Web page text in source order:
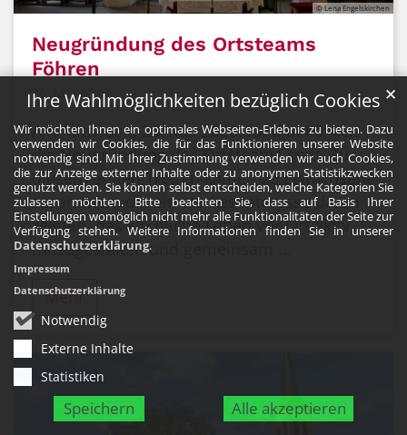
Ihre Wahlmöglichkeiten bezüglich Cookies
Wir möchten Ihnen ein optimales Webseiten-Erlebnis zu bieten. Dazu
verwenden wir Cookies, die für das Funktionieren unserer Website
notwendig sind. Mit Ihrer Zustimmung verwenden wir auch Cookies,
die zur Anzeige externer Inhalte oder zu anonymen Statistikzwecken
genutzt werden. Sie können selbst entscheiden, welche Kategorien Sie
zulassen möchten. Bitte beachten Sie, dass auf Basis Ihrer
Einstellungen womöglich nicht mehr alle Funktionalitäten der Seite zur
Verfügung stehen. Weitere Informationen finden Sie in unserer
Datenschutzerklärung.
Notwendig
Externe Inhalte
Statistiken
Speichern Alle akzeptieren
✕
Impressum
Datenschutzerklärung
© Lena Engelskirchen
Neugründung des Ortsteams
Föhren
20. Mai 2026
Am Mittwoch, 20. Mai 2026, fand in Föhren
die Neugründung des Ortsteams statt. Zu
diesem ersten Treffen kamen 20 Erwachsene
zusammen, die ein starkes Interesse daran
zeigten, das kirchliche Leben vor Ort aktiv
mitzugestalten und gemeinsam ...
Mehr